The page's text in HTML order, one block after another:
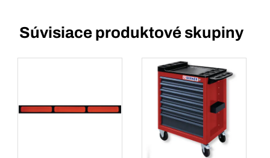
Súvisiace produktové skupiny